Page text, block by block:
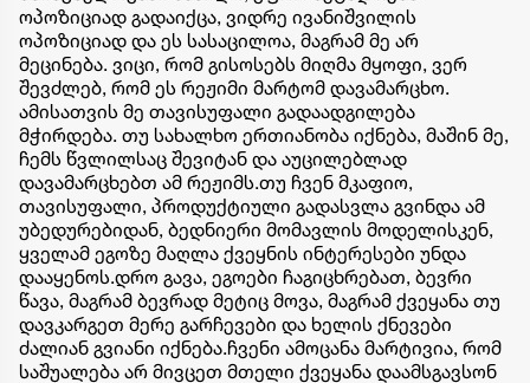
ოპოზიციად გადაიქცა, ვიდრე ივანიშვილის
ოპოზიციად და ეს სასაცილოა, მაგრამ მე არ
მეცინება. ვიცი, რომ გისოსებს მიღმა მყოფი, ვერ
შევძლებ, რომ ეს რეჟიმი მარტომ დავამარცხო.
ამისათვის მე თავისუფალი გადაადგილება
მჭირდება. თუ სახალხო ერთიანობა იქნება, მაშინ მე,
ჩემს წვლილსაც შევიტან და აუცილებლად
დავამარცხებთ ამ რეჟიმს.თუ ჩვენ მკაფიო,
თავისუფალი, პროდუქტიული გადასვლა გვინდა ამ
უბედურებიდან, ბედნიერი მომავლის მოდელისკენ,
ყველამ ეგოზე მაღლა ქვეყნის ინტერესები უნდა
დააყენოს.დრო გავა, ეგოები ჩაგიცხრებათ, ბევრი
წავა, მაგრამ ბევრად მეტიც მოვა, მაგრამ ქვეყანა თუ
დავკარგეთ მერე გარჩევები და ხელის ქნევები
ძალიან გვიანი იქნება.ჩვენი ამოცანა მარტივია, რომ
საშუალება არ მივცეთ მთელი ქვეყანა დაამსგავსონ